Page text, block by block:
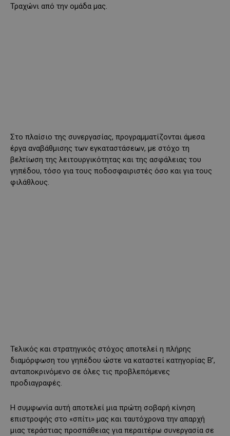
Τραχώνι από την ομάδα μας.
Στο πλαίσιο της συνεργασίας, προγραμματίζονται άμεσα
έργα αναβάθμισης των εγκαταστάσεων, με στόχο τη
βελτίωση της λειτουργικότητας και της ασφάλειας του
γηπέδου, τόσο για τους ποδοσφαιριστές όσο και για τους
φιλάθλους.
Τελικός και στρατηγικός στόχος αποτελεί η πλήρης
διαμόρφωση του γηπέδου ώστε να καταστεί κατηγορίας Β’,
ανταποκρινόμενο σε όλες τις προβλεπόμενες
προδιαγραφές.
Η συμφωνία αυτή αποτελεί μια πρώτη σοβαρή κίνηση
επιστροφής στο «σπίτι» μας και ταυτόχρονα την απαρχή
μιας τεράστιας προσπάθειας για περαιτέρω συνεργασία σε